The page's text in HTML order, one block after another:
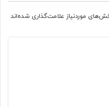
موردنیاز علامت‌گذاری شده‌اند